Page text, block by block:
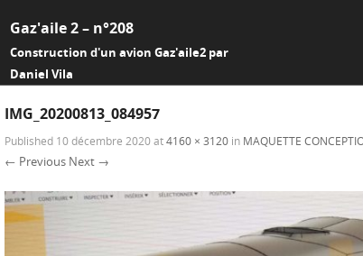
Gaz'aile 2 – n°208
Construction d'un avion Gaz'aile2 par
Daniel Vila
IMG_20200813_084957
Published 10 décembre 2020at4160 × 3120 in MAQUETTE
← Previous Next →